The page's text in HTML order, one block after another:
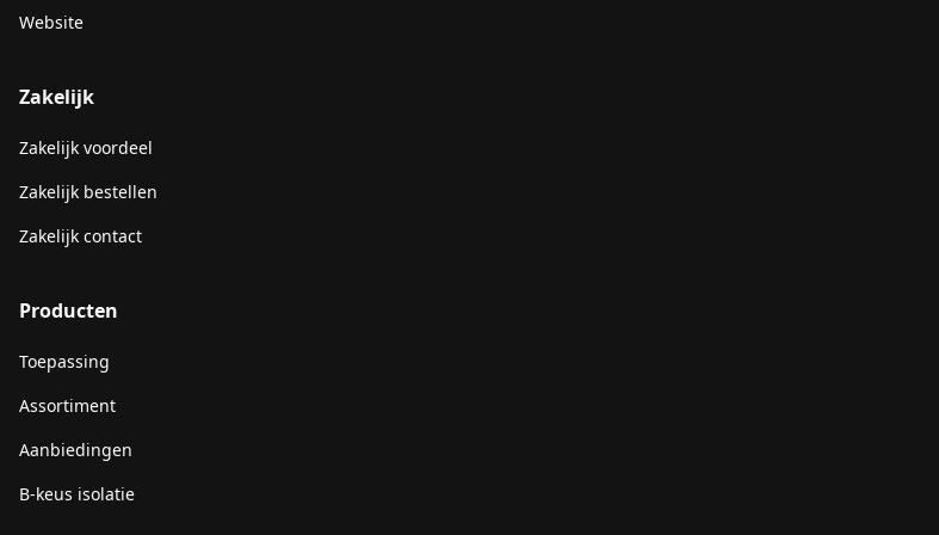
Website
Zakelijk
Zakelijk voordeel
Zakelijk bestellen
Zakelijk contact
Producten
Toepassing
Assortiment
Aanbiedingen
B-keus isolatie